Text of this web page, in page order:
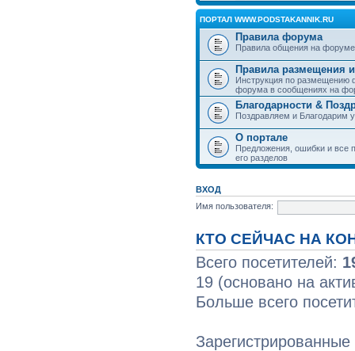
ПОРТАЛ WWW.PODSTAKANNIK.RU
Правила форума
Правила общения на форуме
Правила размещения
Инструкция по размещению
форума в сообщениях на
Благодарности &
Поздравляем и Благодарим
О портале
Предложения, ошибки и все
его разделов
ВХОД
Имя пользователя:
КТО СЕЙЧАС НА
Всего посетителей:
19 (основано на
Больше всего